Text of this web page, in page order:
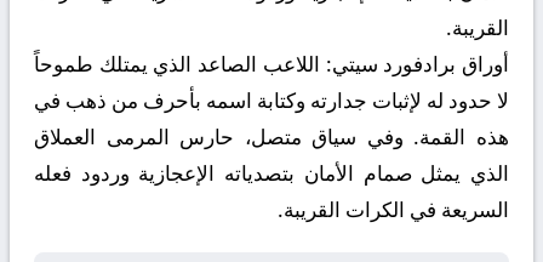
القريبة.
أوراق برادفورد سيتي: اللاعب الصاعد الذي يمتلك طموحاً
لا حدود له لإثبات جدارته وكتابة اسمه بأحرف من ذهب في
هذه القمة. وفي سياق متصل، حارس المرمى العملاق
الذي يمثل صمام الأمان بتصدياته الإعجازية وردود فعله
السريعة في الكرات القريبة.